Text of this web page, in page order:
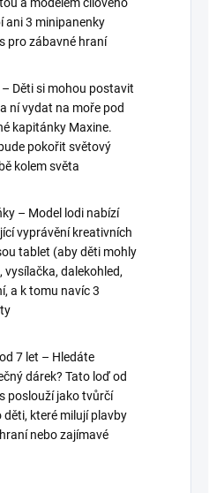
a modelem cílového
ani 3 minipanenky
pro zábavné hraní
Děti si mohou postavit
ní vydat na moře pod
kapitánky Maxine.
pokořit světový
kolem světa
– Model lodi nabízí
vyprávění kreativních
tablet (aby děti mohly
dalekohled,
a k tomu navíc 3
7 let – Hledáte
dárek? Tato loď od
poslouží jako tvůrčí
děti, které milují plavby
nebo zajímavé